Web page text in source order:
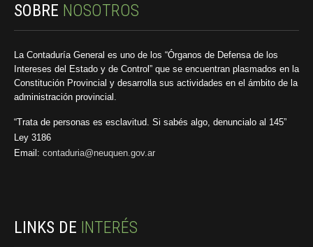
SOBRE NOSOTROS
La Contaduría General es uno de los “Órganos de Defensa de los
Intereses del Estado y de Control” que se encuentran plasmados en la
Constitución Provincial y desarrolla sus actividades en el ámbito de la
administración provincial.
“Trata de personas es esclavitud. Si sabés algo, denuncialo al 145”
Ley 3186
Email: contaduria@neuquen.gov.ar
LINKS DE INTERÉS